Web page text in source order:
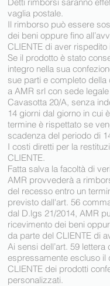
vaglia postale.
Il rimborso può essere
dei beni oppure fino
CLIENTE di aver
Se il prodotto è stato
integro nella sua
sue parti e completo
a AMR srl con sede
Cavasotta 20/A, senza
14 giorni dal giorno in cui
termine è rispettato se
scadenza del periodo di
I costi diretti per la
CLIENTE.
Fatta salva la facoltà di
AMR provvederà a
del recesso entro un
previsto dall'art. 56
dal D.lgs 21/2014, AMR
ricevimento dei beni
da parte del CLIENTE di
Ai sensi dell’art. 59
espressamente escluso il
CLIENTE dei prodotti
personalizzati.